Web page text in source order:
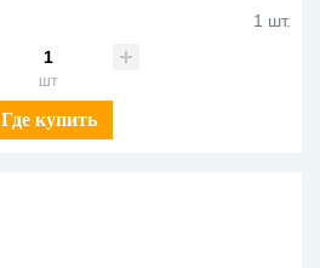
1 шт.
шт
Где купить